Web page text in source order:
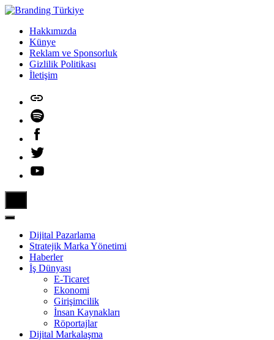
Skip
contentHakkımızda
Künye
Reklam ve Sponsorluk
Gizlilik Politikası
İletişim
Mikrosite
Spotify
Facebook
Twitter
YouTube
Dijital Pazarlama
Stratejik Marka Yönetimi
Haberler
İş Dünyası
E-Ticaret
Ekonomi
Girişimcilik
İnsan Kaynakları
Röportajlar
Dijital Markalaşma